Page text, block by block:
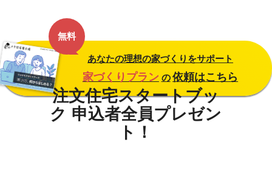
無料
あなたの理想の家づくりをサポート
家づくりプラン の 依頼はこちら